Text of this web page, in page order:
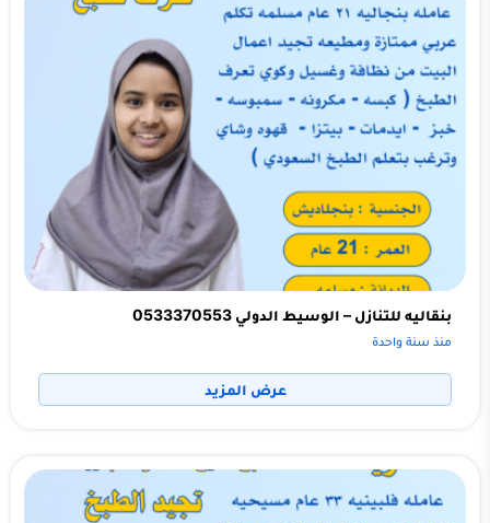
بنقاليه للتنازل – الوسيط الدولي 0533370553
منذ سنة واحدة
عرض المزيد